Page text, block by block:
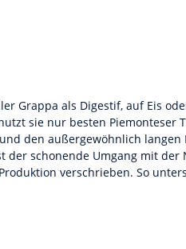
Grappa als Digestif, auf Eis
sie nur besten Piemonteser
den außergewöhnlich
der schonende Umgang mit
verschrieben. So